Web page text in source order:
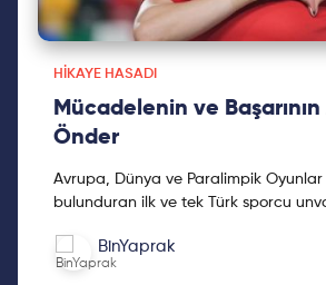
HIKAYE HASADI
Mücadelenin ve Başarının
Önder
Avrupa, Dünya ve Paralimpik
bulunduran ilk ve tek Türk sporcu
BinYaprak